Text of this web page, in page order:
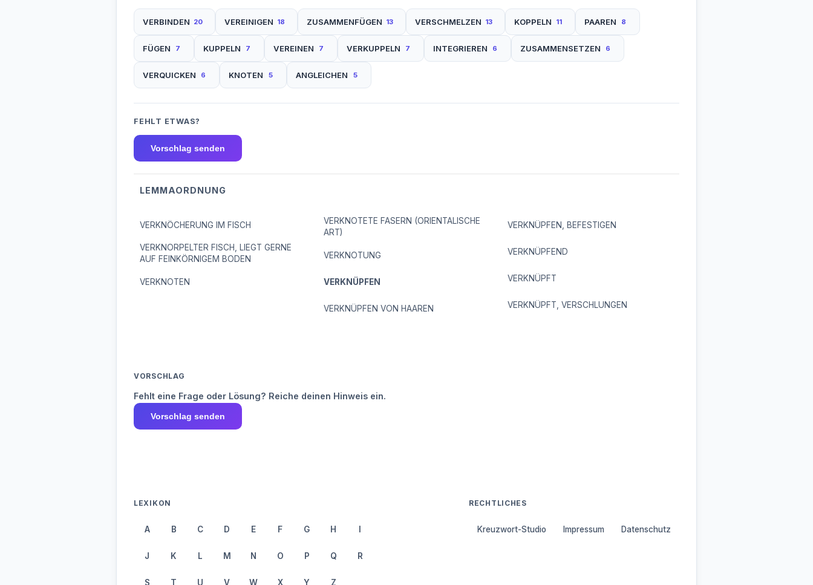
VERBINDEN 20 VEREINIGEN 18 ZUSAMMENFÜGEN 13 VERSCHMELZEN 13 KOPPELN 11 PAAREN 8
FÜGEN 7 KUPPELN 7 VEREINEN 7 VERKUPPELN 7 INTEGRIEREN 6 ZUSAMMENSETZEN 6
VERQUICKEN 6 KNOTEN 5 ANGLEICHEN 5
FEHLT ETWAS?
Vorschlag senden
LEMMAORDNUNG
VERKNÖCHERUNG IM FISCH
VERKNORPELTER FISCH, LIEGT GERNE
AUF FEINKÖRNIGEM BODEN
VERKNOTEN
VERKNOTETE FASERN (ORIENTALISCHE
ART)
VERKNOTUNG
VERKNÜPFEN
VERKNÜPFEN VON HAAREN
VERKNÜPFEN, BEFESTIGEN
VERKNÜPFEND
VERKNÜPFT
VERKNÜPFT, VERSCHLUNGEN
VORSCHLAG
Fehlt eine Frage oder Lösung? Reiche deinen Hinweis ein.
Vorschlag senden
LEXIKON
A B C D E F G H I
J K L M N O P Q R
S T U V W X Y Z
RECHTLICHES
Kreuzwort-Studio Impressum Datenschutz